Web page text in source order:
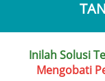
Inilah Solusi
Mengobati